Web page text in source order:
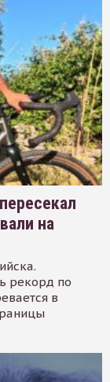
на
рекорд по
в